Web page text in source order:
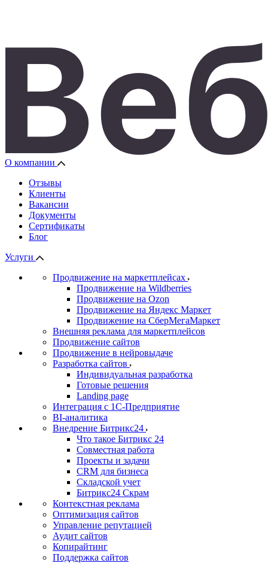
О компании
Отзывы
Клиенты
Вакансии
Документы
Сертификаты
Блог
Услуги
Продвижение на маркетплейсах
Продвижение на Wildberries
Продвижение на Ozon
Продвижение на Яндекс Маркет
Продвижение на СберМегаМаркет
Внешняя реклама для маркетплейсов
Продвижение сайтов
Продвижение в нейровыдаче
Разработка сайтов
Индивидуальная разработка
Готовые решения
Landing page
Интеграция с 1С-Предприятие
BI-аналитика
Внедрение Битрикс24
Что такое Битрикс 24
Совместная работа
Проекты и задачи
СRМ для бизнеса
Складской учет
Битрикс24 Скрам
Контекстная реклама
Оптимизация сайтов
Управление репутацией
Аудит сайтов
Копирайтинг
Поддержка сайтов